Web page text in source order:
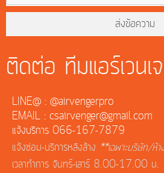
ส่งข้อความ
ติดต่อ ทีมแอร์เวนเ
LINE@ : @airvengerpro
EMAIL : csairvenger@gmail.com
แจ้งบริการ 066-167-7879
แจ้งซ่อม-บริการหลังล้าง **เฉพาะบริษัท/
เวลาทำการ จันทร์-เสาร์ 8.00-17.00 น.